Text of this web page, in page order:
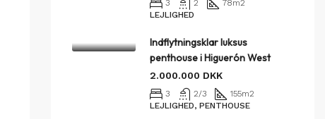
3 2 78m2
LEJLIGHED
Indflytningsklar luksus
penthouse i Higuerón West
2.000.000 DKK
3 2/3 155m2
LEJLIGHED, PENTHOUSE